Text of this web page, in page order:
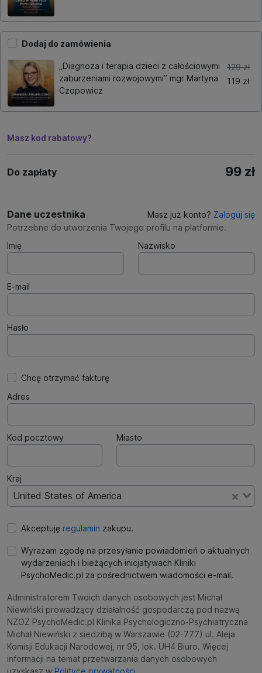
Dodaj do zamówienia
„Diagnoza i terapia dzieci z całościowymi
zaburzeniami rozwojowymi” mgr Martyna
Czopowicz
129 zł
119 zł
Masz kod rabatowy?
Do zapłaty 99 zł
Dane uczestnika Masz już konto? Zaloguj się
Potrzebne do utworzenia Twojego profilu na platformie.
Imię
Nazwisko
E-mail
Hasło
Chcę otrzymać fakturę
Adres
Kod pocztowy Miasto
Kraj
United States of America
Akceptuję regulamin zakupu.
Wyrażam zgodę na przesyłanie powiadomień o aktualnych
wydarzeniach i bieżących inicjatywach Kliniki
PsychoMedic.pl za pośrednictwem wiadomości e-mail.
Administratorem Twoich danych osobowych jest Michał
Niewiński prowadzący działalność gospodarczą pod nazwą
NZOZ PsychoMedic.pl Klinika Psychologiczno-Psychiatryczna
Michał Niewiński z siedzibą w Warszawie (02-777) ul. Aleja
Komisji Edukacji Narodowej, nr 95, lok. UH4 Biuro. Więcej
informacji na temat przetwarzania danych osobowych
uzyskasz w Polityce prywatności.